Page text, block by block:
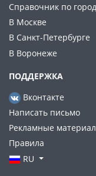
Справочник по
В Москве
В Санкт-Петербурге
В Воронеже
ПОДДЕРЖКА
Вконтакте
Написать письмо
Рекламные
Правила
RU